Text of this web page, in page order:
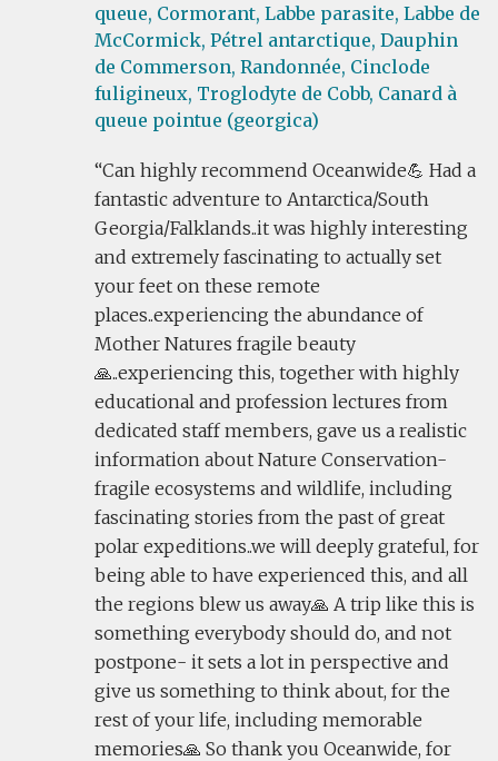
queue, Cormorant, Labbe parasite, Labbe de
McCormick, Pétrel antarctique, Dauphin
de Commerson, Randonnée, Cinclode
fuligineux, Troglodyte de Cobb, Canard à
queue pointue (georgica)
Can highly recommend Oceanwide💪 Had a
fantastic adventure to Antarctica/South
Georgia/Falklands..it was highly interesting
and extremely fascinating to actually set
your feet on these remote
places..experiencing the abundance of
Mother Natures fragile beauty
🙏..experiencing this, together with highly
educational and profession lectures from
dedicated staff members, gave us a realistic
information about Nature Conservation-
fragile ecosystems and wildlife, including
fascinating stories from the past of great
polar expeditions..we will deeply grateful, for
being able to have experienced this, and all
the regions blew us away🙏 A trip like this is
something everybody should do, and not
postpone- it sets a lot in perspective and
give us something to think about, for the
rest of your life, including memorable
memories🙏 So thank you Oceanwide, for